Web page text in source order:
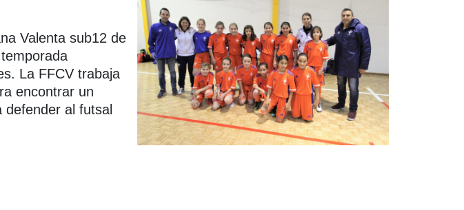
Valenta sub12 de
La FFCV trabaja
encontrar un
defender al futsal